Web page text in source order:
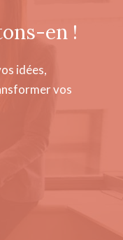
en !
idées,
vos